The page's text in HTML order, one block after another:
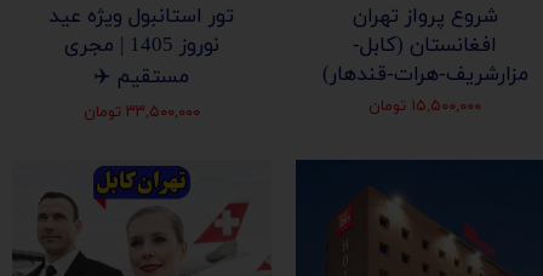
شروع پرواز تهران
افغانستان (کابل-
مزارشریف-هرات-قندهار)
۱۵,۵۰۰,۰۰۰ تومان
تور استانبول ویژه عید
نوروز 1405 | مجری
مستقیم ✈️
۳۳,۵۰۰,۰۰۰ تومان